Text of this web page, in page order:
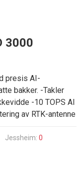
3000
presis AI-
bakker. -Takler
-10 TOPS AI
av RTK-antenne
Jessheim: 0